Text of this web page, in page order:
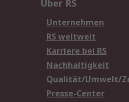
Über RS
Unternehmen
RS weltweit
Karriere bei RS
Nachhaltigkeit
Qualität/Umwelt/
Presse-Center